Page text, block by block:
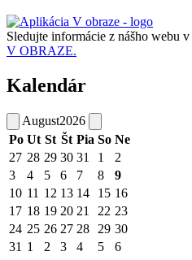
Sledujte informácie z nášho webu v
V OBRAZE.
Kalendár
August2026
Po Ut St Št Pia So Ne
27 28 29 30 31 1
2
3
4 5 6 7 8
9
10 11 12 13 14 15 16
17 18 19 20 21 22 23
24 25 26 27 28 29 30
31 1 2 3 4 5 6